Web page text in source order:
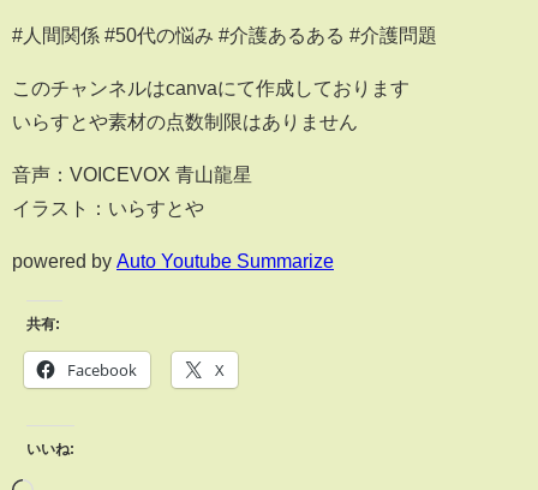
#人間関係 #50代の悩み #介護あるある #介護問題
このチャンネルはcanvaにて作成しております
いらすとや素材の点数制限はありません
音声：VOICEVOX 青山龍星
イラスト：いらすとや
powered by Auto Youtube Summarize
共有:
Facebook X
いいね: